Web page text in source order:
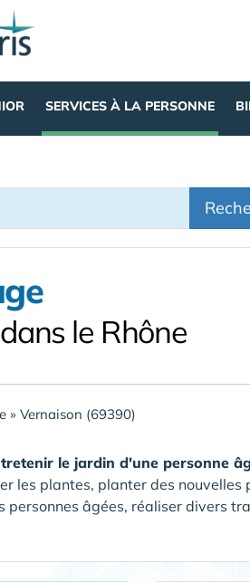
SERVICES À LA PERSONNE
le Rhône
» Vernaison (69390)
le jardin d'une personne
les plantes, planter des nouvelles
âgées, réaliser divers